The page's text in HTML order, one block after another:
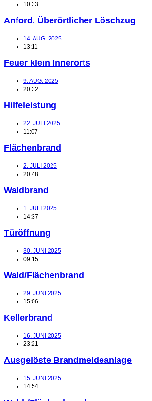
10:33
Anford. Überörtlicher Löschzug
14. AUG. 2025
13:11
Feuer klein Innerorts
9. AUG. 2025
20:32
Hilfeleistung
22. JULI 2025
11:07
Flächenbrand
2. JULI 2025
20:48
Waldbrand
1. JULI 2025
14:37
Türöffnung
30. JUNI 2025
09:15
Wald/Flächenbrand
29. JUNI 2025
15:06
Kellerbrand
16. JUNI 2025
23:21
Ausgelöste Brandmeldeanlage
15. JUNI 2025
14:54